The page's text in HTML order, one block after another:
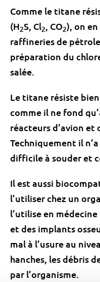
Comme le titane
(H2S, Cl2, CO2), on
raffineries de
préparation du
salée.
Le titane résiste
comme il ne fond
réacteurs d’avion et
Techniquement il
difficile à souder et
Il est aussi
l’utiliser chez un
l’utilise en
et des implants
mal à l’usure au
hanches, les débris
par l’organisme.